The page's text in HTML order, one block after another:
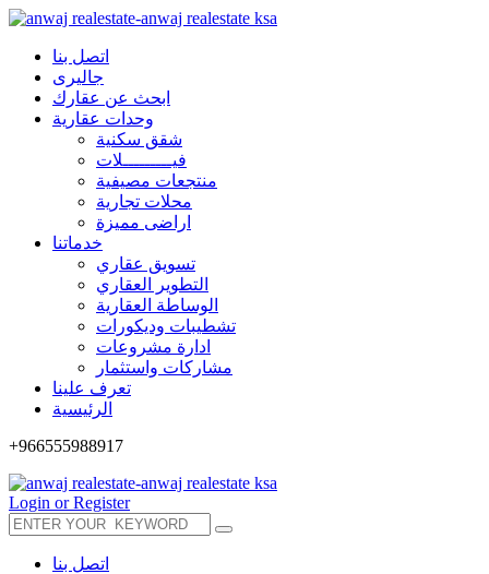
اتصل بنا
جاليرى
ابحث عن عقارك
وحدات عقارية
شقق سكنية
فيـــــــــلات
منتجعات مصيفية
محلات تجارية
اراضى مميزة
خدماتنا
تسويق عقاري
التطوير العقاري
الوساطة العقارية
تشطيبات وديكورات
ادارة مشروعات
مشاركات واستثمار
تعرف علينا
الرئيسية
+966555988917
Login or Register
اتصل بنا